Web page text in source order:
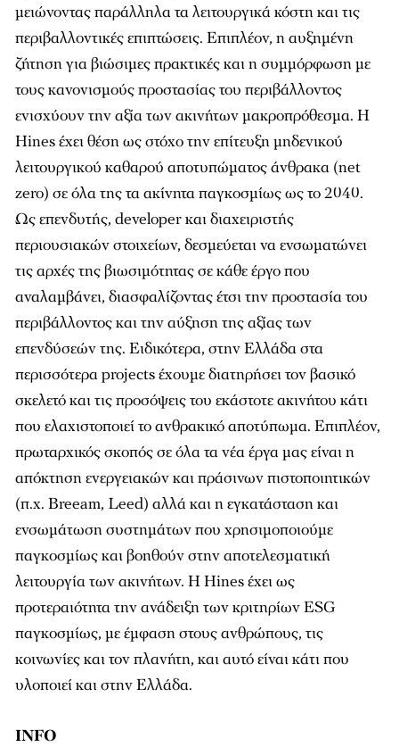
µειώνοντας παράλληλα τα λειτουργικά κόστη και τις
περιβαλλοντικές επιπτώσεις. Επιπλέον, η αυξηµένη
ζήτηση για βιώσιµες πρακτικές και η συµµόρφωση µε
τους κανονισµούς προστασίας του περιβάλλοντος
ενισχύουν την αξία των ακινήτων µακροπρόθεσµα. Η
Hines έχει θέση ως στόχο την επίτευξη µηδενικού
λειτουργικού καθαρού αποτυπώµατος άνθρακα (net
zero) σε όλα της τα ακίνητα παγκοσµίως ως το 2040.
Ως επενδυτής, developer και διαχειριστής
περιουσιακών στοιχείων, δεσµεύεται να ενσωµατώνει
τις αρχές της βιωσιµότητας σε κάθε έργο που
αναλαµβάνει, διασφαλίζοντας έτσι την προστασία του
περιβάλλοντος και την αύξηση της αξίας των
επενδύσεών της. Ειδικότερα, στην Ελλάδα στα
περισσότερα projects έχουµε διατηρήσει τον βασικό
σκελετό και τις προσόψεις του εκάστοτε ακινήτου κάτι
που ελαχιστοποιεί το ανθρακικό αποτύπωµα. Επιπλέον,
πρωταρχικός σκοπός σε όλα τα νέα έργα µας είναι η
απόκτηση ενεργειακών και πράσινων πιστοποιητικών
(π.χ. Breeam, Leed) αλλά και η εγκατάσταση και
ενσωµάτωση συστηµάτων που χρησιµοποιούµε
παγκοσµίως και βοηθούν στην αποτελεσµατική
λειτουργία των ακινήτων. Η Hines έχει ως
προτεραιότητα την ανάδειξη των κριτηρίων ESG
παγκοσµίως, µε έµφαση στους ανθρώπους, τις
κοινωνίες και τον πλανήτη, και αυτό είναι κάτι που
υλοποιεί και στην Ελλάδα.
INFO